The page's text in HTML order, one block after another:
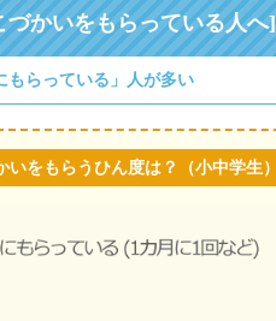
づかいをもらっている人
もらっている」人が多い
いをもらうひん度は？ （小中学生）